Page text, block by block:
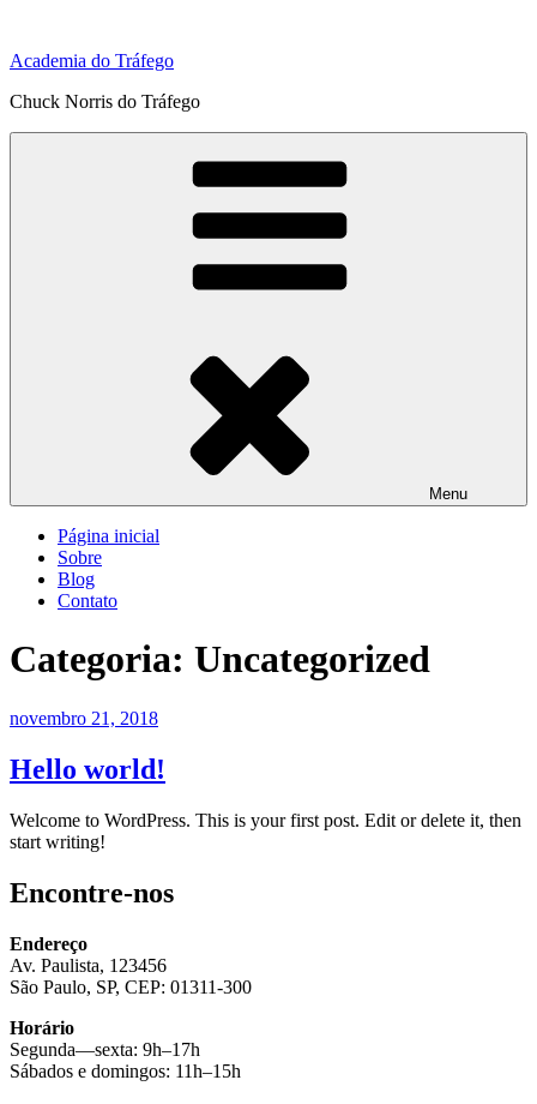
o
Academia do Tráfego
Chuck Norris do Tráfego
Menu
Página inicial
Sobre
Blog
Contato
Categoria: Uncategorized
Publicado
novembro 21, 2018
Hello world!
Welcome to WordPress. This is your first post. Edit or delete it, then
start writing!
Encontre-nos
Endereço
Av. Paulista, 123456
São Paulo, SP, CEP: 01311-300
Horário
Segunda—sexta: 9h–17h
Sábados e domingos: 11h–15h